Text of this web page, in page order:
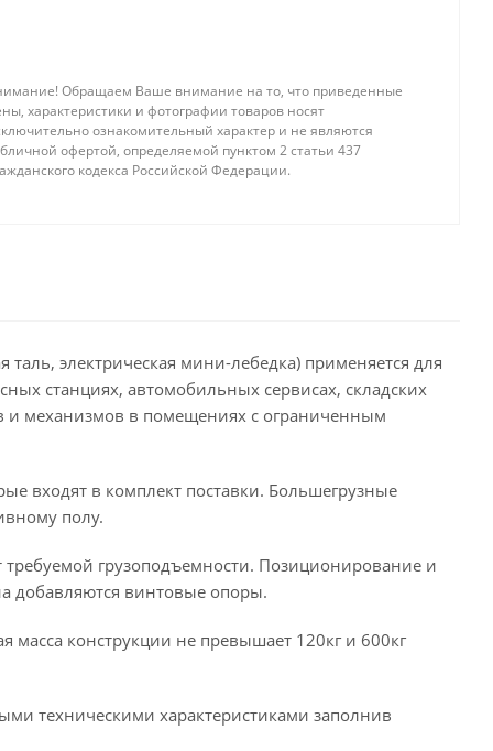
Обращаем Ваше внимание на то, что приведенные
характеристики и фотографии товаров носят
ознакомительный характер и не являются
офертой, определяемой пунктом 2 статьи 437
кодекса Российской Федерации.
электрическая мини-лебедка) применяется для
станциях, автомобильных сервисах, складских
и механизмов в помещениях с ограниченным
входят в комплект поставки. Большегрузные
полу.
грузоподъемности. Позиционирование и
добавляются винтовые опоры.
масса конструкции не превышает 120кг и 600кг
техническими характеристиками заполнив